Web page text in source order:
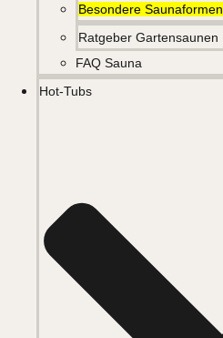
Besondere Saunaformen
Ratgeber Gartensaunen
FAQ Sauna
Hot-Tubs